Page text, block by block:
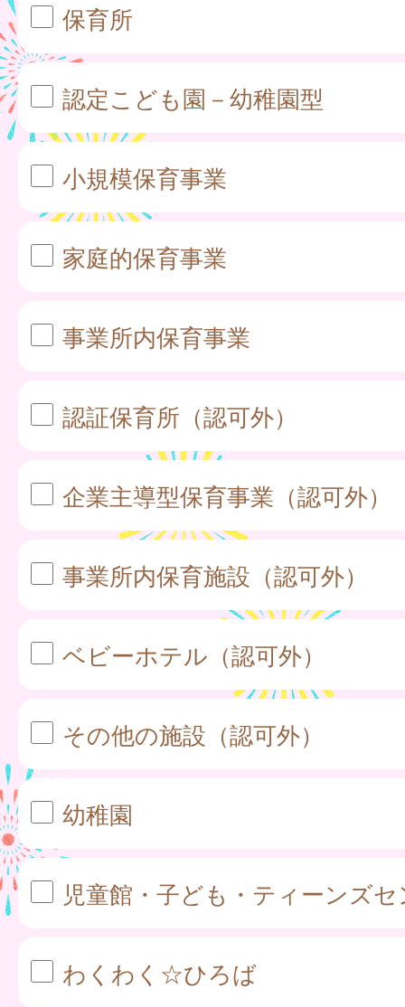
保育所
認定こども園－幼稚園型
小規模保育事業
家庭的保育事業
事業所内保育事業
認証保育所（認可外）
企業主導型保育事業（認可外）
事業所内保育施設（認可外）
ベビーホテル（認可外）
その他の施設（認可外）
幼稚園
児童館・子ども・ティーンズ
わくわく☆ひろば